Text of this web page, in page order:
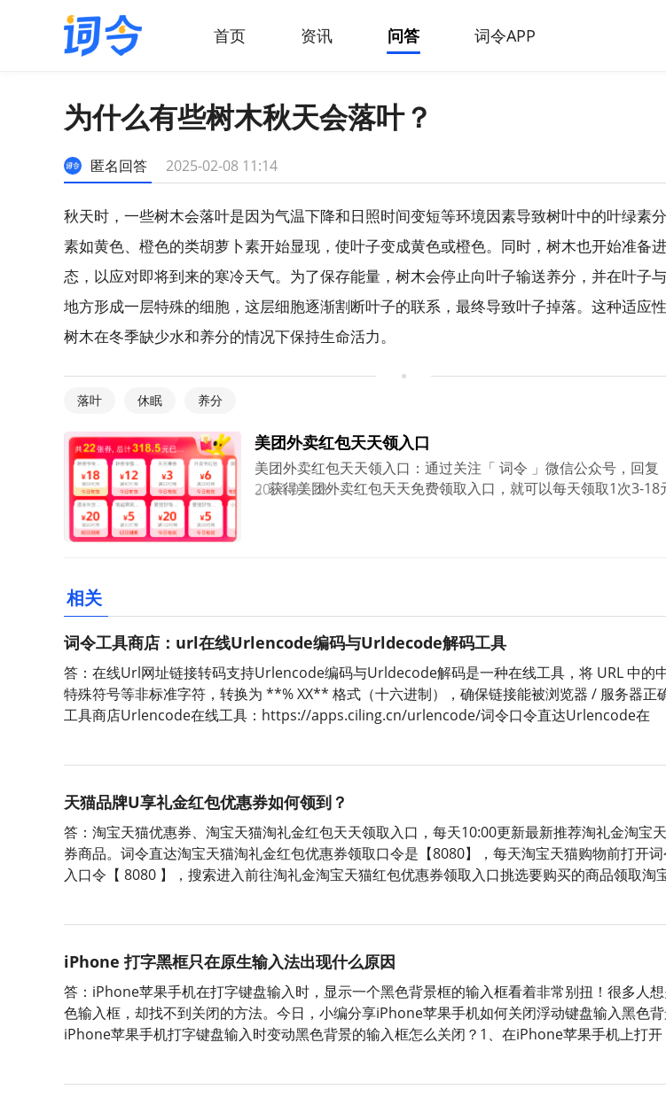
首页 资讯 问答 词令APP
为什么有些树木秋天会落叶？
匿名回答 2025-02-08 11:14
秋天时，一些树木会落叶是因为气温下降和日照时间变短等环境因素导致树叶中的叶绿素
素如黄色、橙色的类胡萝卜素开始显现，使叶子变成黄色或橙色。同时，树木也开始准备
态，以应对即将到来的寒冷天气。为了保存能量，树木会停止向叶子输送养分，并在叶子
地方形成一层特殊的细胞，这层细胞逐渐割断叶子的联系，最终导致叶子掉落。这种适应
树木在冬季缺少水和养分的情况下保持生命活力。
落叶 休眠 养分
美团外卖红包天天领入口
美团外卖红包天天领入口：通过关注「 词令 」微信公众号，回复
」获得美团外卖红包天天免费领取入口，就可以每天领取1次3-18
2024-02-18
相关
词令工具商店：url在线Urlencode编码与Urldecode解码工具
答：在线Url网址链接转码支持Urlencode编码与Urldecode解码是一种在线工具，将 URL 中的中
特殊符号等非标准字符，转换为 **% XX** 格式（十六进制），确保链接能被浏览器 / 服务器正
工具商店Urlencode在线工具：https://apps.ciling.cn/urlencode/词令口令直达Urlencode在
天猫品牌U享礼金红包优惠券如何领到？
答：淘宝天猫优惠券、淘宝天猫淘礼金红包天天领取入口，每天10:00更新最新推荐淘礼金淘宝
券商品。词令直达淘宝天猫淘礼金红包优惠券领取口令是【8080】，每天淘宝天猫购物前打开
入口令【 8080 】，搜索进入前往淘礼金淘宝天猫红包优惠券领取入口挑选要购买的商品领取淘
iPhone 打字黑框只在原生输入法出现什么原因
答：iPhone苹果手机在打字键盘输入时，显示一个黑色背景框的输入框看着非常别扭！很多人
色输入框，却找不到关闭的方法。今日，小编分享iPhone苹果手机如何关闭浮动键盘输入黑色背
iPhone苹果手机打字键盘输入时变动黑色背景的输入框怎么关闭？1、在iPhone苹果手机上打开